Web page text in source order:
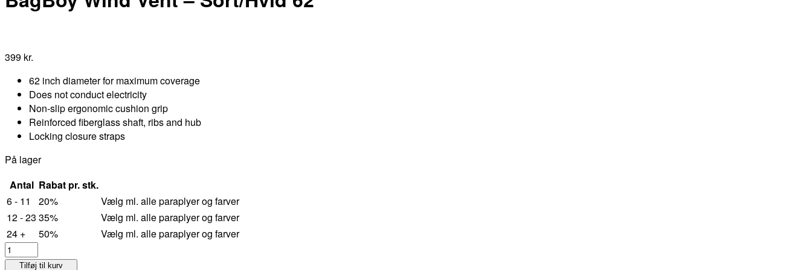
399 kr.
62 inch diameter for maximum coverage
Does not conduct electricity
Non-slip ergonomic cushion grip
Reinforced fiberglass shaft, ribs and hub
Locking closure straps
På lager
Antal Rabat pr. stk.
6 - 11
20%
Vælg ml. alle paraplyer og farver
12 - 23 35%
Vælg ml. alle paraplyer og farver
24 +
50%
Vælg ml. alle paraplyer og farver
BagBoy
WindTilføj til kurv